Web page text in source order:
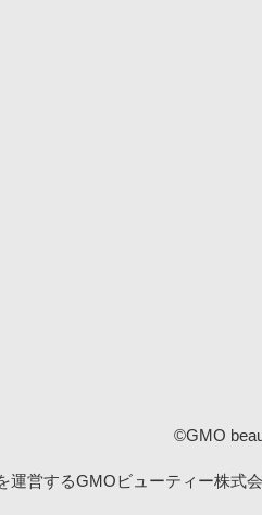
©GMO
運営するGMOビューティー株式